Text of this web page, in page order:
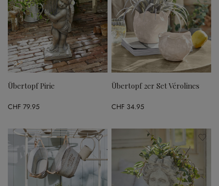
Übertopf Pirie
CHF 79.95
Übertopf 2er Set Vérolines
CHF 34.95